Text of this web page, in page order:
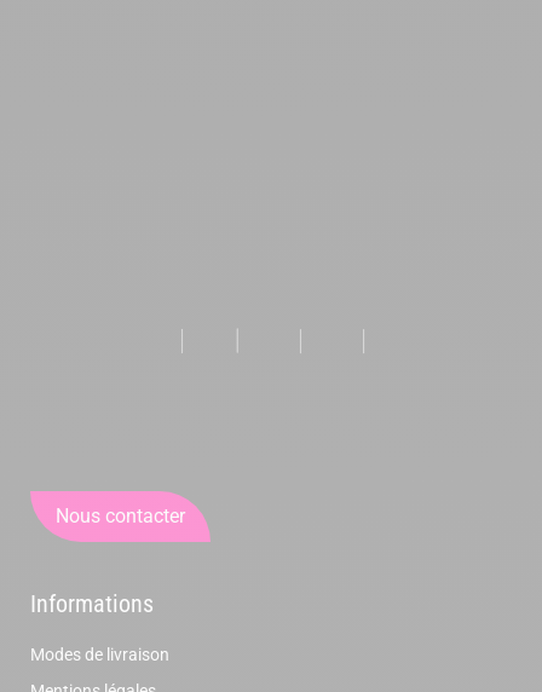
Nous contacter
Informations
Modes de livraison